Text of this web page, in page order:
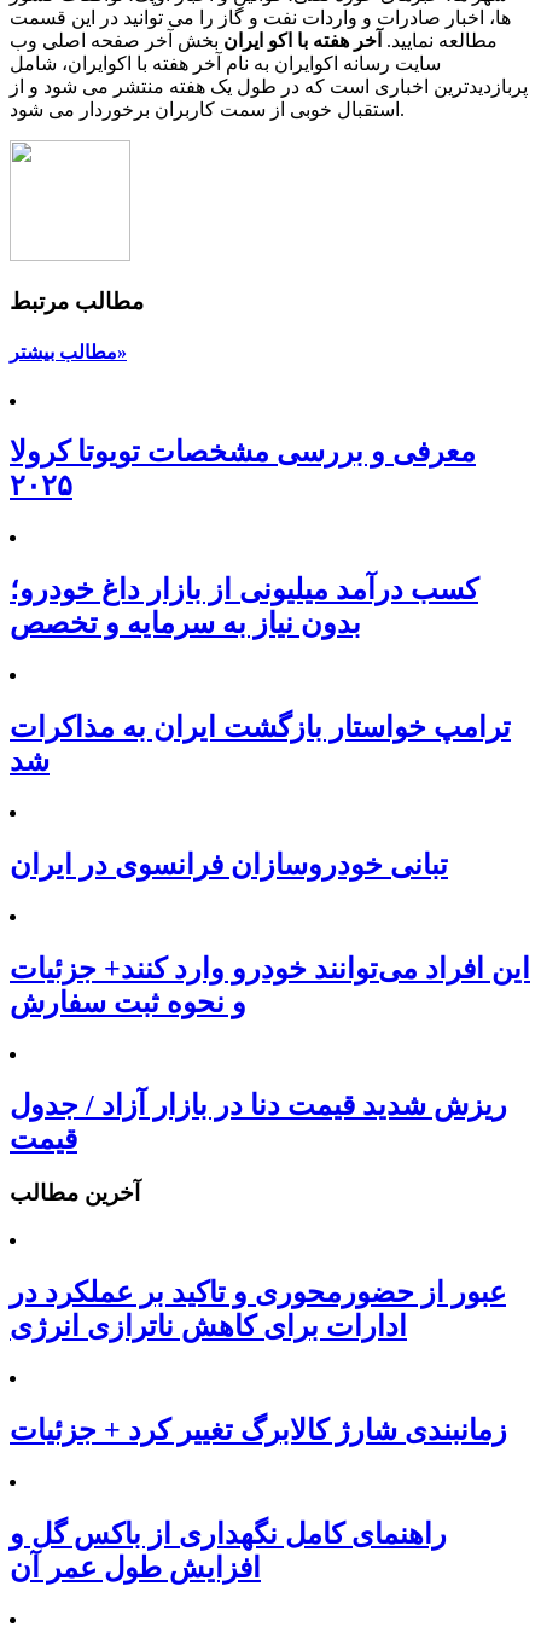
ها، اخبار صادرات و واردات نفت و گاز را می توانید در این قسمت
مطالعه نمایید. آخر هفته با اکو ایران بخش آخر صفحه اصلی وب
سایت رسانه اکوایران به نام آخر هفته با اکوایران، شامل
پربازدیدترین اخباری است که در طول یک هفته منتشر می شود و از
استقبال خوبی از سمت کاربران برخوردار می شود.
مطالب مرتبط
مطالب بیشتر»
معرفی و بررسی مشخصات تویوتا کرولا
۲۰۲۵
کسب درآمد میلیونی از بازار داغ خودرو؛
بدون نیاز به سرمایه و تخصص
ترامپ خواستار بازگشت ایران به مذاکرات
شد
تبانی خودروسازان فرانسوی در ایران
این افراد می‌توانند خودرو وارد کنند+ جزئیات
و نحوه ثبت سفارش
ریزش شدید قیمت دنا در بازار آزاد / جدول
قیمت
آخرین مطالب
عبور از حضورمحوری و تاکید بر عملکرد در
ادارات برای کاهش ناترازی انرژی
زمانبندی شارژ کالابرگ تغییر کرد + جزئیات
راهنمای کامل نگهداری از باکس گل و
افزایش طول عمر آن